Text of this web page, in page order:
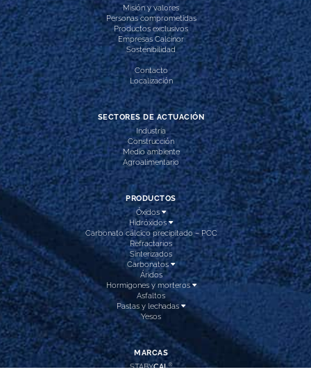
Misión y valores
Personas comprometidas
Productos exclusivos
Empresas Calcinor
Sostenibilidad
Contacto
Localización
SECTORES DE ACTUACIÓN
Industria
Construcción
Medio ambiente
Agroalimentario
PRODUCTOS
Óxidos
Hidróxidos
Carbonato cálcico precipitado – PCC
Refractarios
Sinterizados
Carbonatos
Áridos
Hormigones y morteros
Asfaltos
Pastas y lechadas
Yesos
MARCAS
STABYCAL®